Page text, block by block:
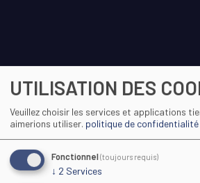
UTILISATION DES
Veuillez choisir les services et applications
aimerions utiliser. politique de confidentialité
Fonctionnel(toujours requis)
↓ 2 Services